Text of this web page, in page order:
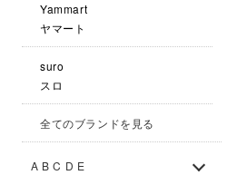
Yammart
ヤマート
suro
スロ
全てのブランドを見る
A B C D E